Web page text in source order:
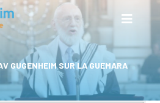
GUGENHEIM SUR LA GUEMARA